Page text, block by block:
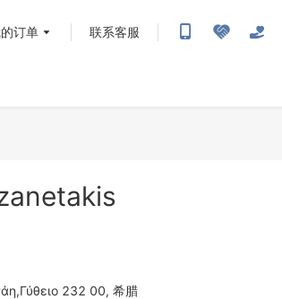
订单 联系客服
232 00, 希腊